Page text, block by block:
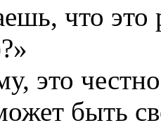
что это
это
быть